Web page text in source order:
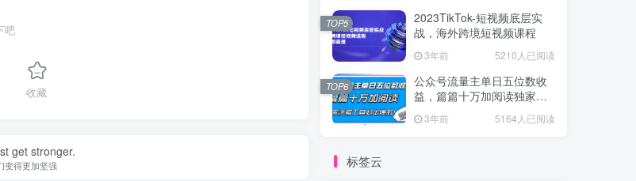
吧
收藏
get stronger.
变得更加坚强
2023TikTok-短视频底层实
战，海外跨境短视频课程
3年前 5210人已阅读
TOP5
公众号流量主单日五位数收
益，篇篇十万加阅读独家洗
稿工具必出爆款！
3年前 5164人已阅读
TOP6
标签云